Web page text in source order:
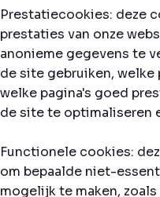
Prestatiecookies: deze
prestaties van onze
anonieme gegevens te
de site gebruiken, welke
welke pagina's goed
de site te optimaliseren
Functionele cookies:
om bepaalde niet-
mogelijk te maken,